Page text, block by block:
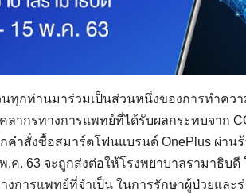
ทุกท่านมาร่วมเป็นส่วนหนึ่งของการทำควา
ลากรทางการแพทย์ที่ได้รับผลกระทบจาก
ำสั่งซื้อสมาร์ตโฟนแบรนด์ OnePlus ผ่านร้
พ.ค. 63 จะถูกส่งต่อให้โรงพยาบาลรามาธิบ
การแพทย์ที่จำเป็น ในการรักษาผู้ป่วยแล